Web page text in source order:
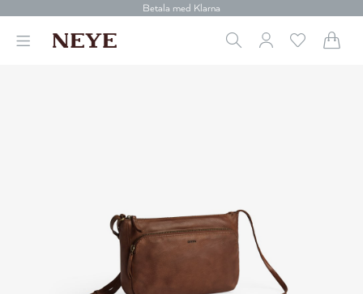
Betala med Klarna
Leverans 1-4 arbetsdagar
Gratis frakt över 699 kr.